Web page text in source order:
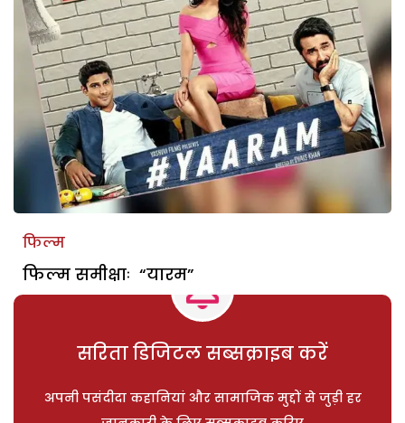
फिल्म
फिल्म समीक्षाः “यारम”
सरिता डिजिटल सब्सक्राइब करें
अपनी पसंदीदा कहानियां और सामाजिक मुद्दों से जुड़ी हर